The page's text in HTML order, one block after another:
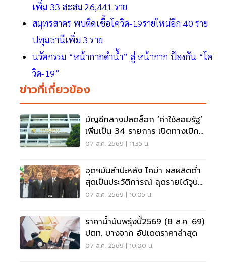
เพิ่ม 33 สะสม 26,441 ราย
สมุทรสาคร พบติดเชื้อโควิด-19รายใหม่อีก 40 ราย
ปทุมธานีเพิ่ม 3 ราย
นวัตกรรม “หน้ากากดำน้ำ” สู่ หน้ากาก ป้องกัน “โค
วิด-19”
ข่าวที่เกี่ยวข้อง
บัญชีกลางปลดล็อก ‘ค่าใช้สอยรัฐ‘
เพิ่มเป็น 34 รายการ เปิดทางเบิก
ค่าซอฟต์แวร์
07 ส.ค. 2569 | 11:35 น.
อุตฯมันสำปะหลัง โคม่า ผลผลิตต่ำ
สุดเป็นประวัติการณ์ ฉุดรายได้วูบ
กว่า 8.5 หมื่นล้าน
07 ส.ค. 2569 | 10:05 น.
ราคาน้ำมันพรุ่งนี้2569 (8 ส.ค. 69)
ปตท. บางจาก อัปเดตราคาล่าสุด
07 ส.ค. 2569 | 10:00 น.